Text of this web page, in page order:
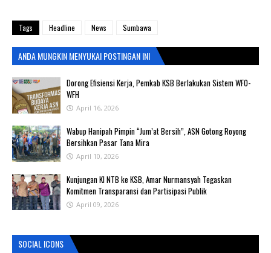
Tags Headline News Sumbawa
ANDA MUNGKIN MENYUKAI POSTINGAN INI
‎Dorong Efisiensi Kerja, Pemkab KSB Berlakukan Sistem WFO-
WFH ‎
April 16, 2026
Wabup Hanipah Pimpin “Jum’at Bersih”, ASN Gotong Royong
Bersihkan Pasar Tana Mira
April 10, 2026
Kunjungan KI NTB ke KSB, Amar Nurmansyah Tegaskan
Komitmen Transparansi dan Partisipasi Publik
April 09, 2026
SOCIAL ICONS